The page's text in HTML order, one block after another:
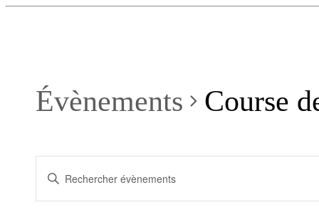
Évènements Course
et
navigation
Saisir
mot-